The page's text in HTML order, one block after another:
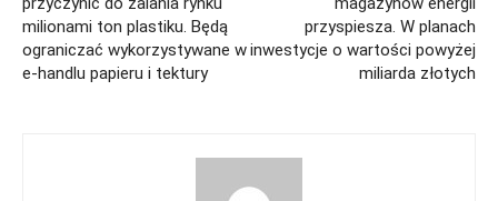
milionami ton plastiku. Będą
ograniczać wykorzystywane w
e-handlu papieru i tektury
przyspiesza. W planach
inwestycje o wartości powyżej
miliarda złotych